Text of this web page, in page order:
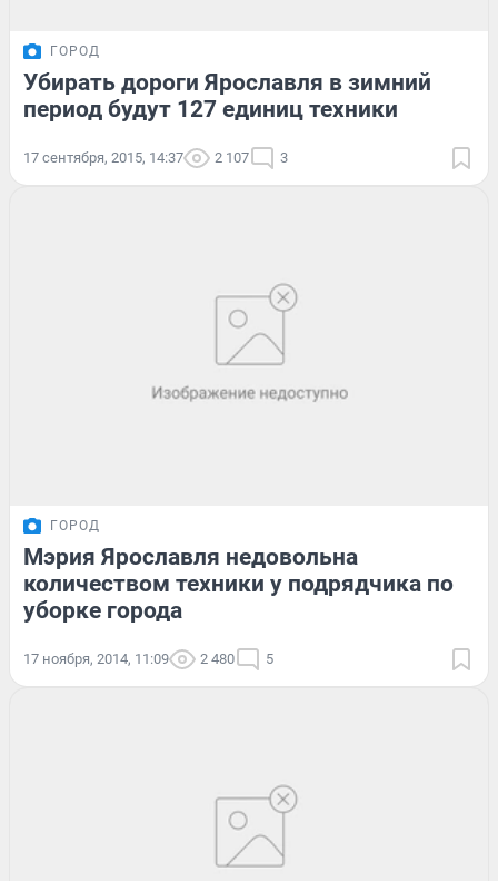
ГОРОД
Убирать дороги Ярославля в зимний
период будут 127 единиц техники
17 сентября, 2015, 14:37 2 107 3
ГОРОД
Мэрия Ярославля недовольна
количеством техники у подрядчика по
уборке города
17 ноября, 2014, 11:09 2 480 5